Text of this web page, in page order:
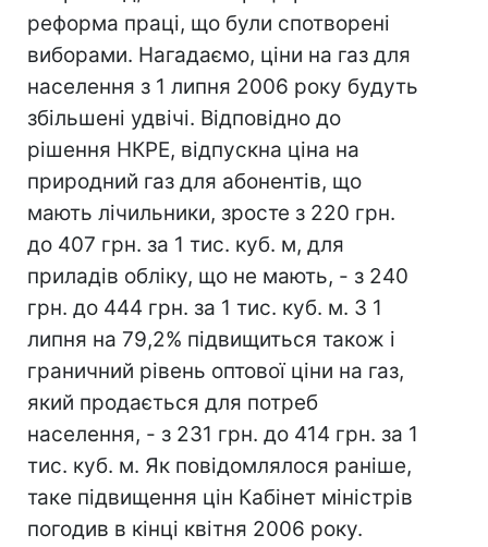
реформа праці, що були спотворені
виборами. Нагадаємо, ціни на газ для
населення з 1 липня 2006 року будуть
збільшені удвічі. Відповідно до
рішення НКРЕ, відпускна ціна на
природний газ для абонентів, що
мають лічильники, зросте з 220 грн.
до 407 грн. за 1 тис. куб. м, для
приладів обліку, що не мають, - з 240
грн. до 444 грн. за 1 тис. куб. м. З 1
липня на 79,2% підвищиться також і
граничний рівень оптової ціни на газ,
який продається для потреб
населення, - з 231 грн. до 414 грн. за 1
тис. куб. м. Як повідомлялося раніше,
таке підвищення цін Кабінет міністрів
погодив в кінці квітня 2006 року.